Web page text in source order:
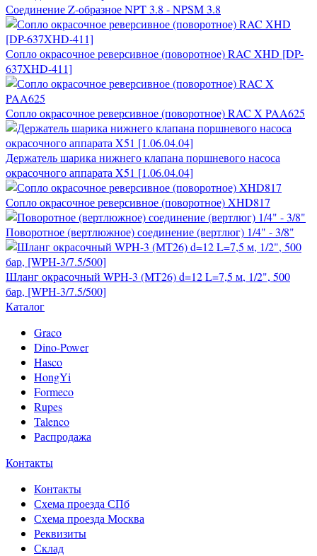
Соединение Z-образное NPT 3.8 - NPSM 3.8
Сопло окрасочное реверсивное (поворотное) RAC XHD [DP-
637XHD-411]
Сопло окрасочное реверсивное (поворотное) RAC X PAA625
Держатель шарика нижнего клапана поршневого насоса
окрасочного аппарата X51 [1.06.04.04]
Сопло окрасочное реверсивное (поворотное) XHD817
Поворотное (вертлюжное) соединение (вертлюг) 1/4" - 3/8"
Шланг окрасочный WPH-3 (МТ26) d=12 L=7,5 м, 1/2", 500
бар, [WPH-3/7.5/500]
Каталог
Graco
Dino-Power
Hasco
HongYi
Formeco
Rupes
Talenco
Распродажа
Контакты
Контакты
Схема проезда СПб
Схема проезда Москва
Реквизиты
Склад